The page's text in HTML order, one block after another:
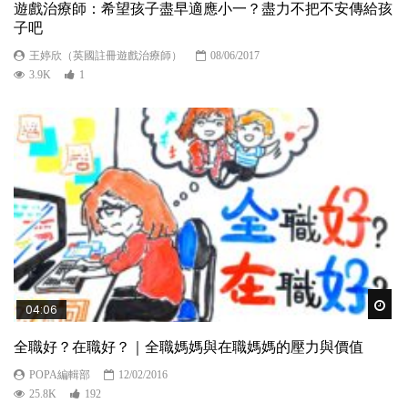
遊戲治療師：希望孩子盡早適應小一？盡力不把不安傳給孩
子吧
王婷欣（英國註冊遊戲治療師）
08/06/2017
3.9K
1
04:06
全職好？在職好？｜全職媽媽與在職媽媽的壓力與價值
POPA編輯部
12/02/2016
25.8K
192